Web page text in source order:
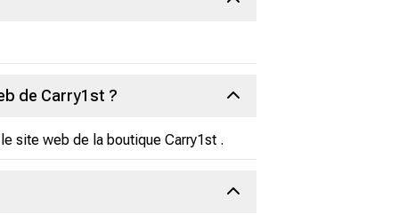
de Carry1st ?
site web de la boutique Carry1st .